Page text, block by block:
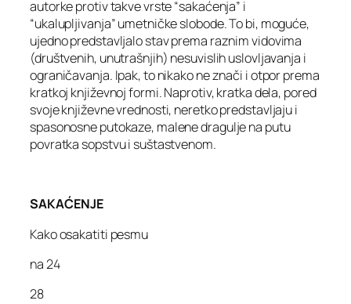
autorke protiv takve vrste “sakaćenja” i
“ukalupljivanja” umetničke slobode. To bi, moguće,
ujedno predstavljalo stav prema raznim vidovima
(društvenih, unutrašnjih) nesuvislih uslovljavanja i
ograničavanja. Ipak, to nikako ne znači i otpor prema
kratkoj književnoj formi. Naprotiv, kratka dela, pored
svoje književne vrednosti, neretko predstavljaju i
spasonosne putokaze, malene dragulje na putu
povratka sopstvu i suštastvenom.
SAKAĆENJE
Kako osakatiti pesmu
na 24
28